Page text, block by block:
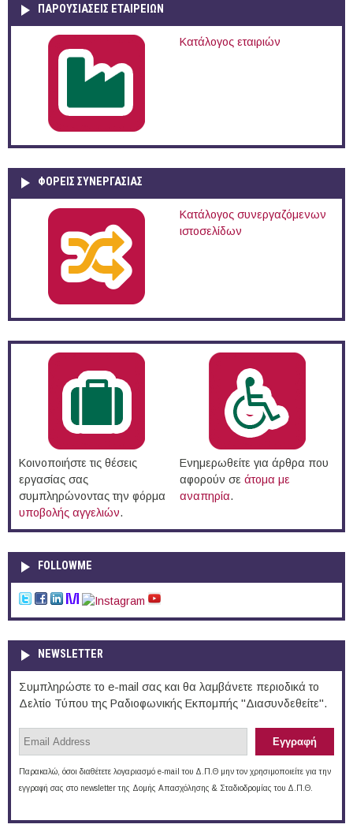
ΠΑΡΟΥΣΙΆΣΕΙΣ ΕΤΑΙΡΕΙΏΝ
Κατάλογος εταιριών
ΦΟΡΕΙΣ ΣΥΝΕΡΓΑΣΙΑΣ
Κατάλογος συνεργαζόμενων
ιστοσελίδων
Κοινοποιήστε τις θέσεις
εργασίας σας
συμπληρώνοντας την φόρμα
υποβολής αγγελιών.
Ενημερωθείτε για άρθρα που
αφορούν σε άτομα με
αναπηρία.
FOLLOWME
NEWSLETTER
Συμπληρώστε το e-mail σας και θα λαμβάνετε περιοδικά το
Δελτίο Τύπου της Ραδιοφωνικής Εκπομπής "Διασυνδεθείτε".
Παρακαλώ, όσοι διαθέτετε λογαριασμό e-mail του Δ.Π.Θ μην τον χρησιμοποιείτε για την
εγγραφή σας στο newsletter της Δομής Απασχόλησης & Σταδιοδρομίας του Δ.Π.Θ.